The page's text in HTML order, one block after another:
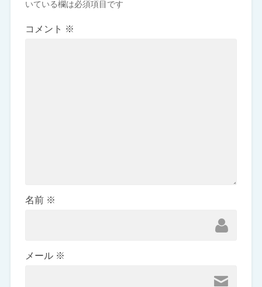
いている欄は必須項目です
コメント ※
名前 ※
メール ※